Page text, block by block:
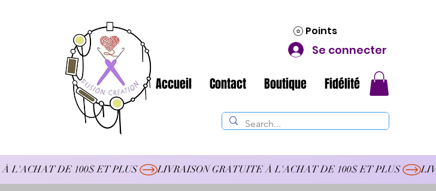
Se connecter
Points
Accueil Contact Boutique Fidélité